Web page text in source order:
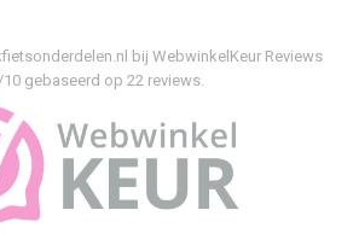
bij WebwinkelKeur Reviews
10 gebaseerd op 22 reviews.